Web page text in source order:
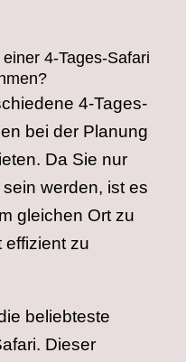
4-Tages-Safari
4-Tages-
bei der Planung
Da Sie nur
werden, ist es
gleichen Ort zu
effizient zu
beliebteste
Dieser